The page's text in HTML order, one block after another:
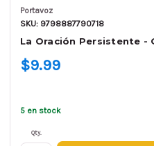
Portavoz
SKU: 9798887790718
La Oración Persistente -
$9.99
5 en stock
Qty.